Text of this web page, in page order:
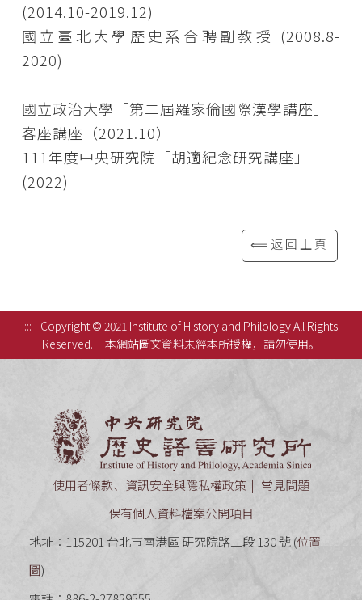
(2014.10-2019.12)
國立臺北大學歷史系合聘副教授 (2008.8-
2020)
國立政治大學「第二屆羅家倫國際漢學講座」
客座講座（2021.10）
111年度中央研究院「胡適紀念研究講座」
(2022)
⟸返回上頁
:::
Copyright © 2021 Institute of History and Philology All Rights
Reserved.
本網站圖文資料未經本所授權，請勿使用。
使用者條款、資訊安全與隱私權政策
常見問題
保有個人資料檔案公開項目
地址：115201 台北市南港區 研究院路二段 130 號 (位置
圖)